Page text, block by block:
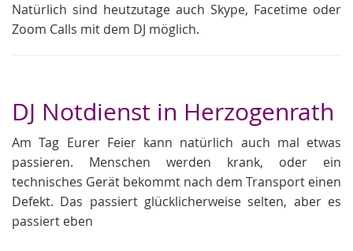
Natürlich sind heutzutage auch Skype, Facetime oder
Zoom Calls mit dem DJ möglich.
DJ Notdienst in Herzogenrath
Am Tag Eurer Feier kann natürlich auch mal etwas
passieren. Menschen werden krank, oder ein
technisches Gerät bekommt nach dem Transport einen
Defekt. Das passiert glücklicherweise selten, aber es
passiert eben